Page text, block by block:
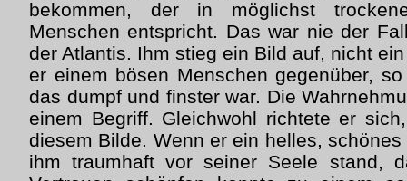
bekommen, der in möglichst
Menschen entspricht. Das war nie der
der Atlantis. Ihm stieg ein Bild auf, nicht
er einem bösen Menschen gegenüber,
das dumpf und finster war. Die
einem Begriff. Gleichwohl richtete er
diesem Bilde. Wenn er ein helles,
ihm traumhaft vor seiner Seele stand,